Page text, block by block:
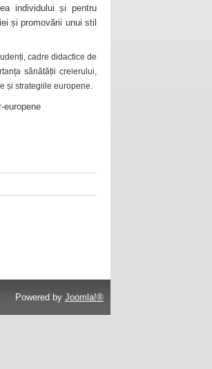
individului și pentru
și promovării unui stil
cadre didactice de
sănătății creierului,
și strategiile europene.
europene
Powered by Joomla!®